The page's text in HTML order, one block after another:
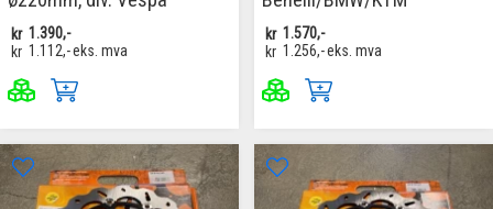
kr 1.390,-
kr 1.112,-eks. mva
kr 1.570,-
kr 1.256,-eks. mva